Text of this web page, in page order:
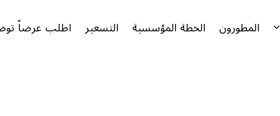
المطورون الخطة المؤسسية التسعير اطلب عرضاً